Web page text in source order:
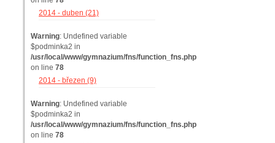
2014 - duben (21)
Warning: Undefined variable
$podminka2 in
/usr/local/www/gymnazium/fns/function_fns.php
on line 78
2014 - březen (9)
Warning: Undefined variable
$podminka2 in
/usr/local/www/gymnazium/fns/function_fns.php
on line 78